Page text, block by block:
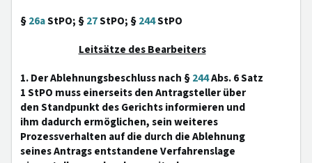
§26aStPO; §27StPO; §244StPO
Leitsätze des Bearbeiters
1. Der Ablehnungsbeschluss nach §244Abs. 6 Satz
1 StPO muss einerseits den Antragsteller über
den Standpunkt des Gerichts informieren und
ihm dadurch ermöglichen, sein weiteres
Prozessverhalten auf die durch die Ablehnung
seines Antrags entstandene Verfahrenslage